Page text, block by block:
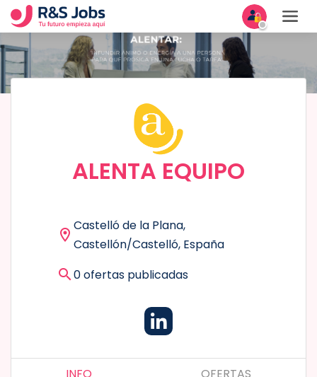
ALENTA EQUIPO
Castelló de la Plana,
Castellón/Castelló, España
0 ofertas publicadas